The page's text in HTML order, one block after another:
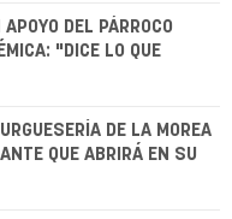
DEL PÁRROCO
"DICE LO QUE
DE LA MOREA
QUE ABRIRÁ EN SU